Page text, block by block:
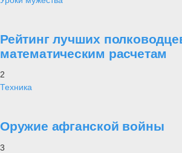
Рейтинг лучших
математическим расчетам
2
Техника
Оружие афганской войны
3